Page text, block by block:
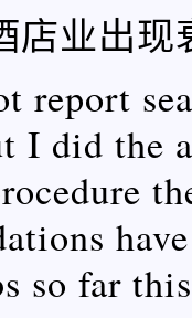
店业出
report
I did the
so far